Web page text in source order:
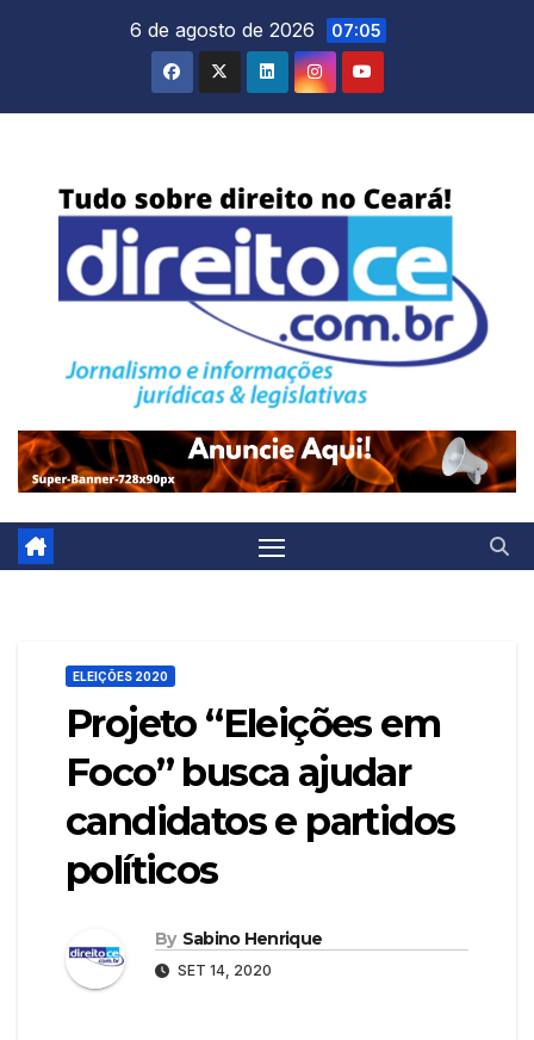
6 de agosto de 2026 07:05
ELEIÇÕES 2020
Projeto “Eleições em
Foco” busca ajudar
candidatos e partidos
políticos
By Sabino Henrique
SET 14, 2020